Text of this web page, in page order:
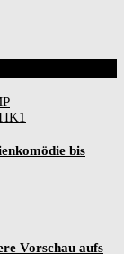
bis
Vorschau aufs